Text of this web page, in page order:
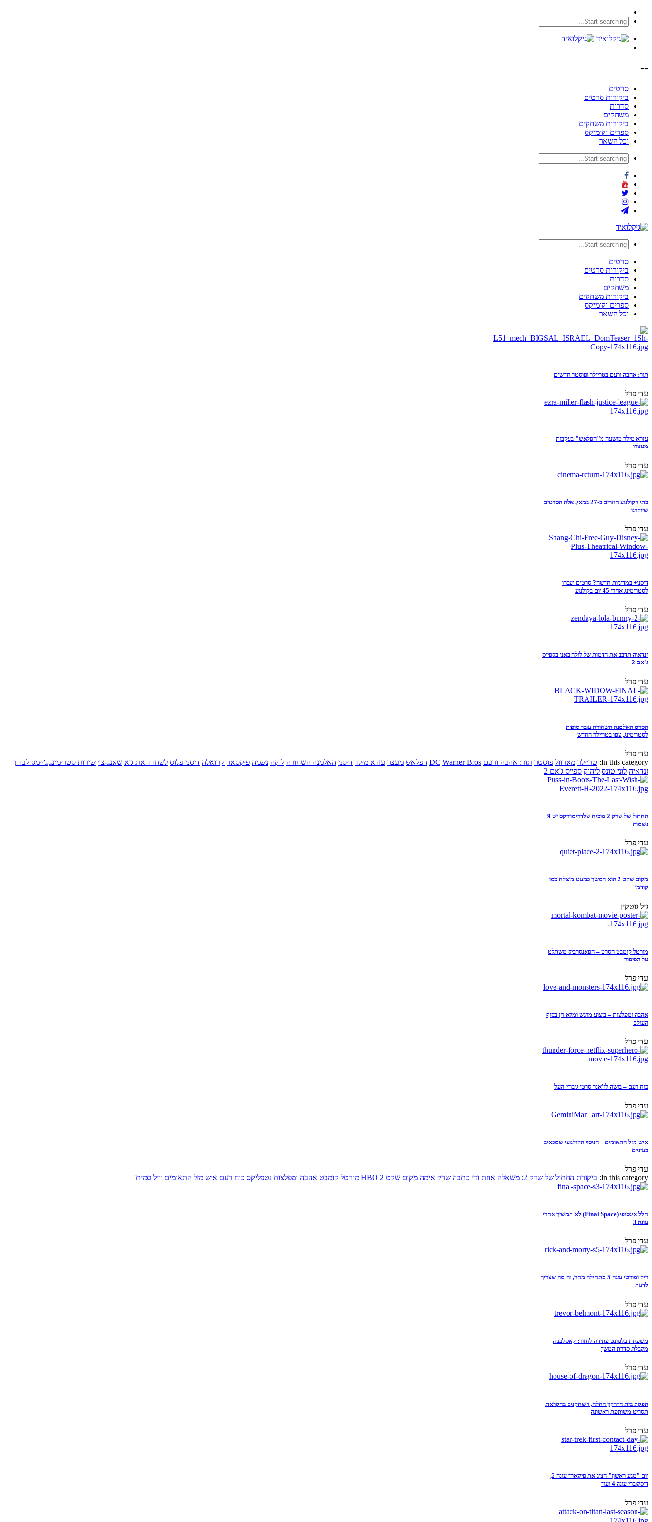
--
סרטים
ביקורות סרטים
סדרות
משחקים
ביקורות משחקים
ספרים וקומיקס
וכל השאר
סרטים
ביקורות סרטים
סדרות
משחקים
ביקורות משחקים
ספרים וקומיקס
וכל השאר
תור: אהבה ורעם בטריילר ופוסטר חדשים
עדי פרל
עזרא מילר מושעה מ"הפלאש" בעקבות
מעצרו
עדי פרל
בתי הקולנוע חוזרים ב-27 במאי, אלה הסרטים
שיוקרנו
עדי פרל
דיסני+ במדיניות חדשה? סרטים יעברו
לסטרימינג אחרי 45 יום בקולנוע
עדי פרל
זנדאיה תדבב את הדמות של לולה באני בספייס
ג'אם 2
עדי פרל
הסרט האלמנה השחורה עובר סופית
לסטרימינג, צפו בטריילר החדש
עדי פרל
In this category: טריילר מארוול פוסטר תור: אהבה ורעם DC Warner Bros הפלאש מעצר עזרא מילר דיסני האלמנה השחורה לוקה נשמה פיקסאר קרואלה דיסני פלוס לשחרר את גיא שאנג-צ'י שירות סטרימינג ג'יימס לברון
זנדאיה לוני טונס ליהוק ספייס ג'אם 2
החתול של שרק 2 מוכיח שלדרימוורקס יש 9
נשמות
עדי פרל
מקום שקט 2 הוא המשך כמעט מוצלח כמו
קודמו
גיל גוטקין
מורטל קומבט הסרט – הפאנסרביס משתלט
על הסיפור
עדי פרל
אהבה ומפלצות – ביצוע מרגש ומלא חן בסוף
העולם
עדי פרל
כוח רעם – בושה לז'אנר סרטי גיבורי-העל
עדי פרל
איש מזל התאומים – הניסוי הקולנועי שמכאיב
בעיניים
עדי פרל
In this category: ביקורת החתול של שרק 2: משאלה אחת ודי כתבה שרק אימה מקום שקט 2 HBO מורטל קומבט אהבה ומפלצות נטפליקס כוח רעם איש מזל התאומים וויל סמית'
חלל אינסופי (Final Space) לא תמשיך אחרי
עונה 3
עדי פרל
ריק ומורטי עונה 5 מתחילה מחר, זה מה שצריך
לדעת
עדי פרל
משפחת בלמונט עתידה לחזור: קאסלבניה
מקבלת סדרת המשך
עדי פרל
הפקת בית הדרקון החלה, השחקנים בהקראת
תסריט משותפת ראשונה
עדי פרל
יום "מגע ראשון" הציג את פיקארד עונה 2,
דיסקוברי עונה 4 ועוד
עדי פרל